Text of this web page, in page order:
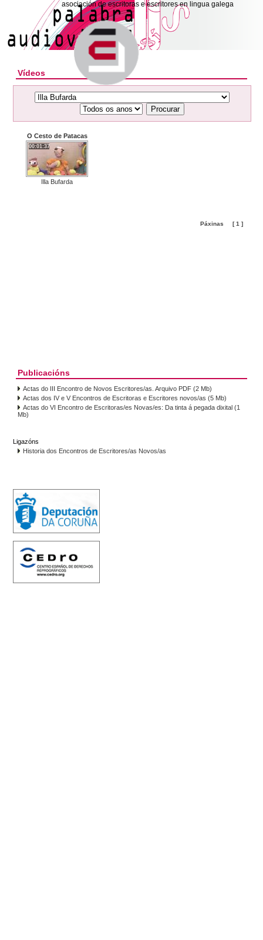
asociación de escritoras e escritores en lingua galega
Vídeos
Procurar
O Cesto de Patacas
00:01:37
Illa Bufarda
Páxinas [ 1 ]
Publicacións
Actas do III Encontro de Novos Escritores/as. Arquivo PDF (2 Mb)
Actas dos IV e V Encontros de Escritoras e Escritores novos/as (5 Mb)
Actas do VI Encontro de Escritoras/es Novas/es: Da tinta á pegada dixital (1
Mb)
Ligazóns
Historia dos Encontros de Escritores/as Novos/as